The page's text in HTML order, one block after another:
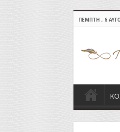
ΠΈΜΠΤΗ , 6